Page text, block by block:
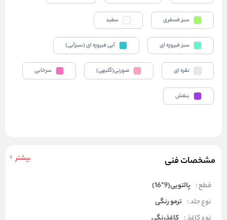
مشخصات فنی بیشتر
قطع : پالتویی(9*16)
نوع جلد : ترمو رنگی
سبز فسفری سفید
سبز فیروزه ای آبی فیروزه ای (سبزآبی)
نقره ای صورتی(گلبهی) سرخابی
بنفش